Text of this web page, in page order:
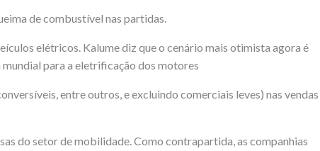
de combustível nas partidas.
elétricos. Kalume diz que o cenário mais otimista agora é
para a eletrificação dos motores
entre outros, e excluindo comerciais leves) nas vendas
do setor de mobilidade. Como contrapartida, as companhias